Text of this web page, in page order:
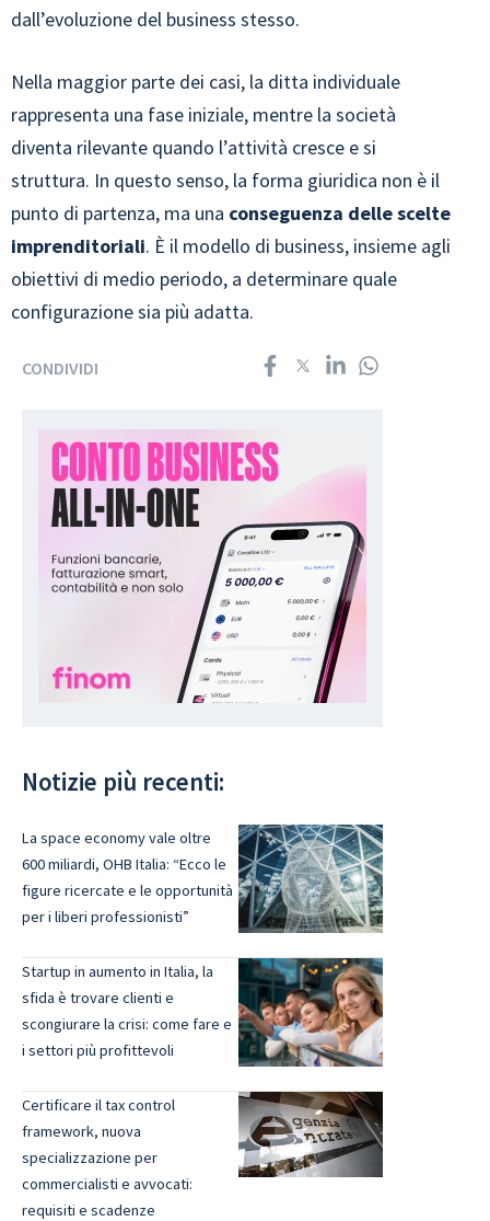
dall’evoluzione del business stesso.
Nella maggior parte dei casi, la ditta individuale
rappresenta una fase iniziale, mentre la società
diventa rilevante quando l’attività cresce e si
struttura. In questo senso, la forma giuridica non è il
punto di partenza, ma una conseguenza delle scelte
imprenditoriali. È il modello di business, insieme agli
obiettivi di medio periodo, a determinare quale
configurazione sia più adatta.
CONDIVIDI
Notizie più recenti:
La space economy vale oltre
600 miliardi, OHB Italia: “Ecco le
figure ricercate e le opportunità
per i liberi professionisti”
Startup in aumento in Italia, la
sfida è trovare clienti e
scongiurare la crisi: come fare e
i settori più profittevoli
Certificare il tax control
framework, nuova
specializzazione per
commercialisti e avvocati:
requisiti e scadenze